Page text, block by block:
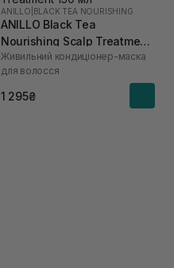
ANILLO BLACK TEA NOURISHING
ANILLO Black Tea
Nourishing Scalp Treatment
150 мл
Живильний кондиціонер-маска
для волосся
1 295₴